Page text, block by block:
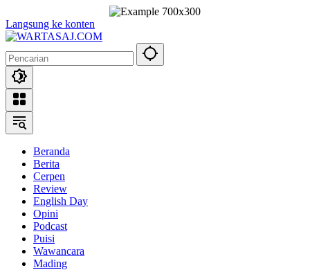
Langsung ke konten
Beranda
Berita
Cerpen
Review
English Day
Opini
Podcast
Puisi
Wawancara
Mading